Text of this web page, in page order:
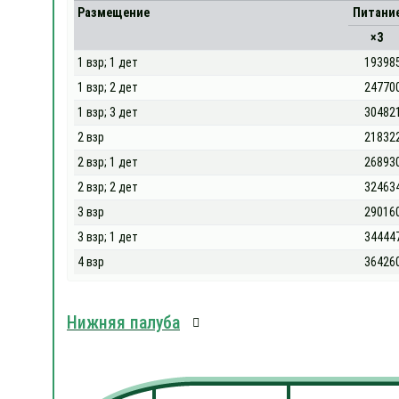
Размещение
×3
1 взр; 1 дет
1 взр; 2 дет
1 взр; 3 дет
304821
2 взр
2 взр; 1 дет
2 взр; 2 дет
3 взр
3 взр; 1 дет
4 взр
Нижняя палуба